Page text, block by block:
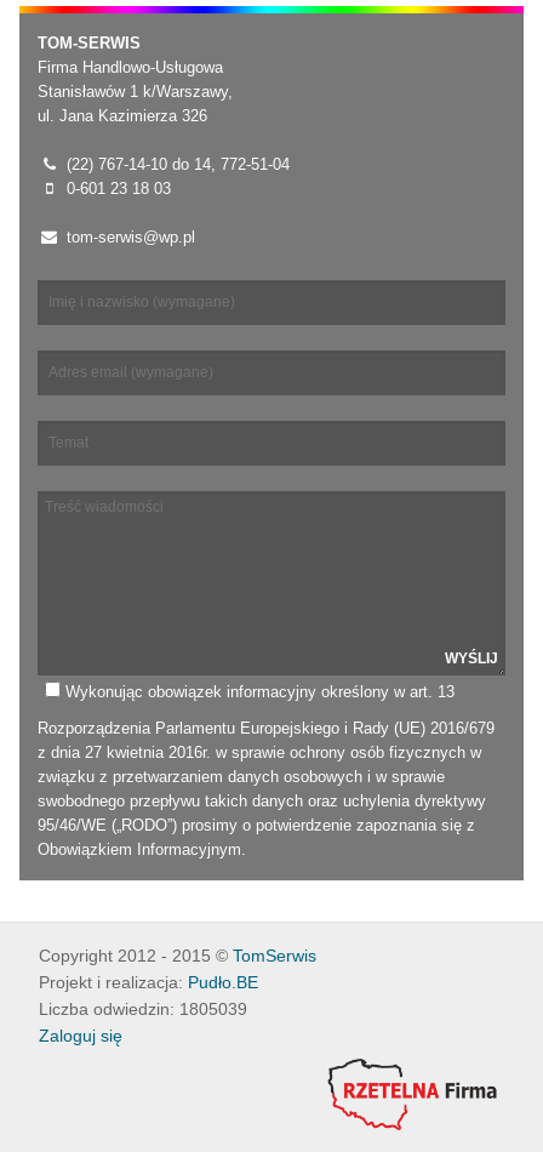
TOM-SERWIS
Firma Handlowo-Usługowa
Stanisławów 1 k/Warszawy,
ul. Jana Kazimierza 326
(22) 767-14-10 do 14, 772-51-04
0-601 23 18 03
tom-serwis@wp.pl
Wykonując obowiązek informacyjny określony w art. 13
Rozporządzenia Parlamentu Europejskiego i Rady (UE) 2016/679
z dnia 27 kwietnia 2016r. w sprawie ochrony osób fizycznych w
związku z przetwarzaniem danych osobowych i w sprawie
swobodnego przepływu takich danych oraz uchylenia dyrektywy
95/46/WE („RODO”) prosimy o potwierdzenie zapoznania się z
Obowiązkiem Informacyjnym
Copyright 2012 - 2015 © TomSerwis
Projekt i realizacja: Pudło.BE
Liczba odwiedzin: 1805039
Zaloguj się